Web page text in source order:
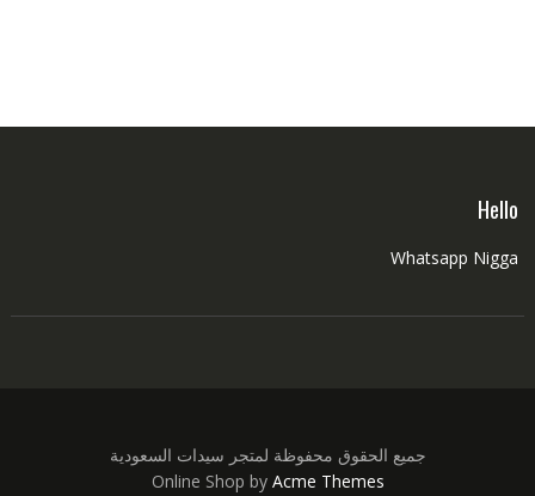
Hello
Whatsapp Nigga
جميع الحقوق محفوظة لمتجر سيدات السعودية
Online Shop by Acme Themes